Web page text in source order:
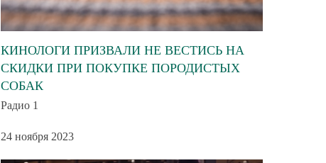
КИНОЛОГИ ПРИЗВАЛИ НЕ ВЕСТИСЬ НА
СКИДКИ ПРИ ПОКУПКЕ ПОРОДИСТЫХ
СОБАК
Радио 1
24 ноября 2023